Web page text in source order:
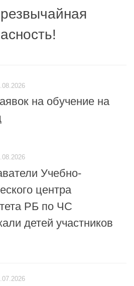
на обучение на
Учебно-
центра
РБ по ЧС
детей участников